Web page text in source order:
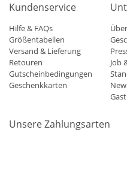
Kundenservice
Hilfe & FAQs
Größentabellen
Versand & Lieferung
Retouren
Gutscheinbedingungen
Geschenkkarten
Job
Unsere Zahlungsarten